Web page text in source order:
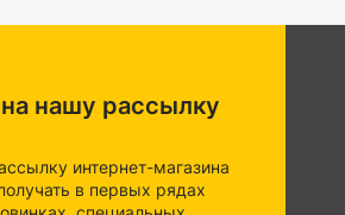
нашу рассылку
интернет-магазина
в первых рядах